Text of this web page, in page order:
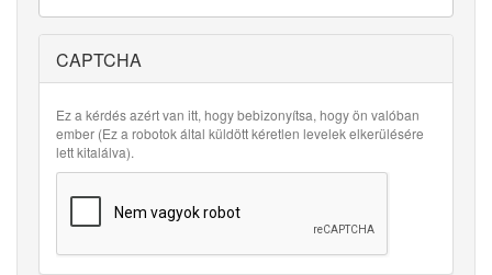
CAPTCHA
Ez a kérdés azért van itt, hogy bebizonyítsa, hogy ön valóban
ember (Ez a robotok által küldött kéretlen levelek elkerülésére
lett kitalálva).